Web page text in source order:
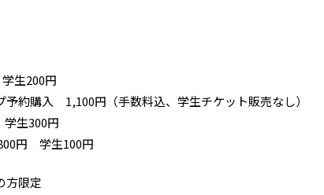
生200円
約購入 1,100円（手数料込、学生チケット販売なし）
生300円
円 学生100円
方限定